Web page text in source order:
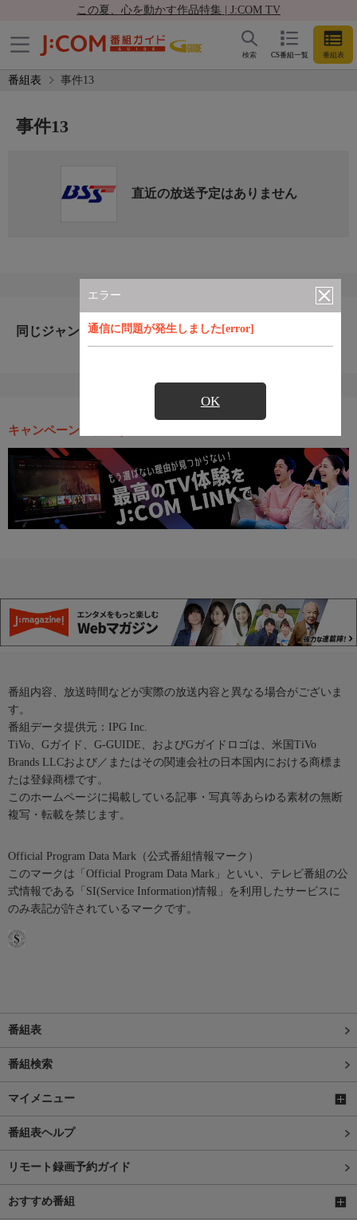
この夏、心を動かす作品特集 | J:COM TV
CS番組一覧 番組表
検索
番組表 事件13
エラー
通信に問題が発生しました[error]
OK
事件13
直近の放送予定はありません
同じジャンルのおすすめ番組
キャンペーン・お得な情報
番組内容、放送時間などが実際の放送内容と異なる場合がございま
す。
番組データ提供元：IPG Inc.
TiVo、Gガイド、G-GUIDE、およびGガイドロゴは、米国TiVo
Brands LLCおよび／またはその関連会社の日本国内における商標ま
たは登録商標です。
このホームページに掲載している記事・写真等あらゆる素材の無断
複写・転載を禁じます。
Official Program Data Mark（公式番組情報マーク）
このマークは「Official Program Data Mark」といい、テレビ番組の公
式情報である「SI(Service Information)情報」を利用したサービスに
のみ表記が許されているマークです。
番組表
番組検索
マイメニュー
番組表ヘルプ
リモート録画予約ガイド
おすすめ番組